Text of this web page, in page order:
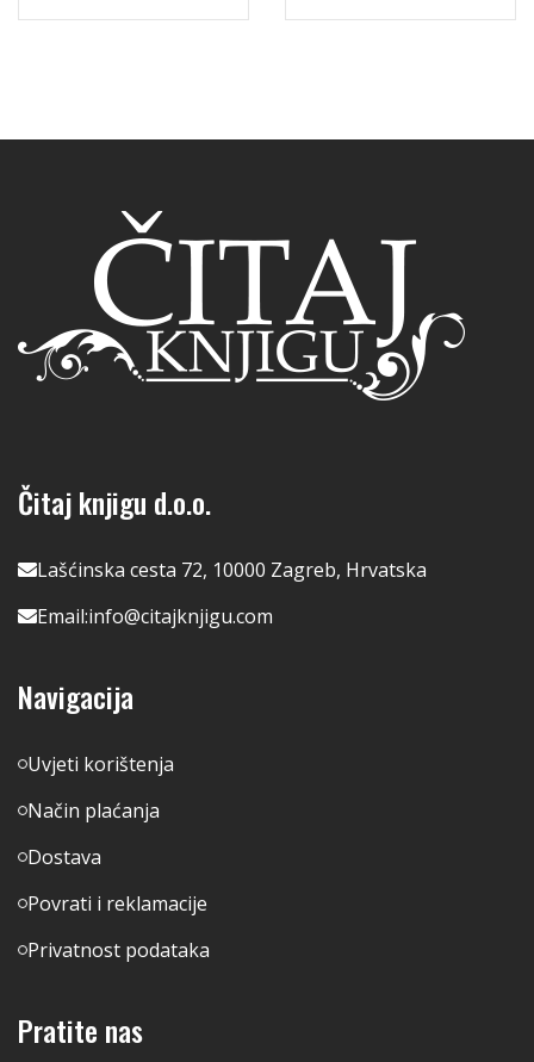
Čitaj knjigu d.o.o.
Lašćinska cesta 72, 10000 Zagreb, Hrvatska
Email:info@citajknjigu.com
Navigacija
Uvjeti korištenja
Način plaćanja
Dostava
Povrati i reklamacije
Privatnost podataka
Pratite nas